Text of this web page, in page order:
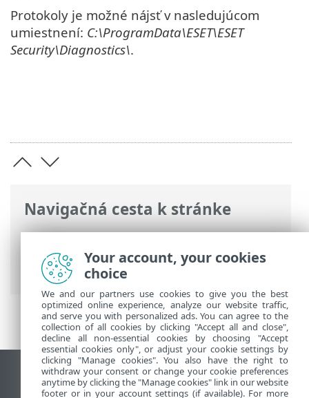
Navigačná cesta k stránke
ESET Online pomocník>ESET Endpoint
Security >Rozšírené nastavenia>
Riešenie problémov > Diagnostika
Protokoly je možné nájsť v nasledujúcom
umiestnení: C:\ProgramData\ESET\ESET
Security\Diagnostics\.
Zobraziť stránku ako na počítači
Your account, your cookies
choice
We and our partners use cookies to give you the best
optimized online experience, analyze our website traffic,
and serve you with personalized ads. You can agree to the
collection of all cookies by clicking "Accept all and close",
decline all non-essential cookies by choosing "Accept
essential cookies only", or adjust your cookie settings by
clicking "Manage cookies". You also have the right to
withdraw your consent or change your cookie preferences
anytime by clicking the "Manage cookies" link in our website
footer or in your account settings (if available). For more